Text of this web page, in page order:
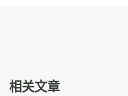
相关文章